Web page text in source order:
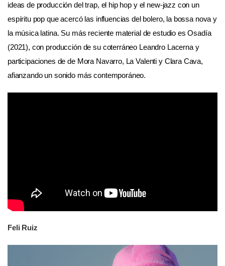
ideas de producción del trap, el hip hop y el new-jazz con un
espíritu pop que acercó las influencias del bolero, la bossa nova y
la música latina. Su más reciente material de estudio esOsadía
(2021), con producción de su coterráneo Leandro Lacerna y
participaciones de de Mora Navarro, La Valenti y Clara Cava,
afianzando un sonido más contemporáneo.
Feli Ruiz